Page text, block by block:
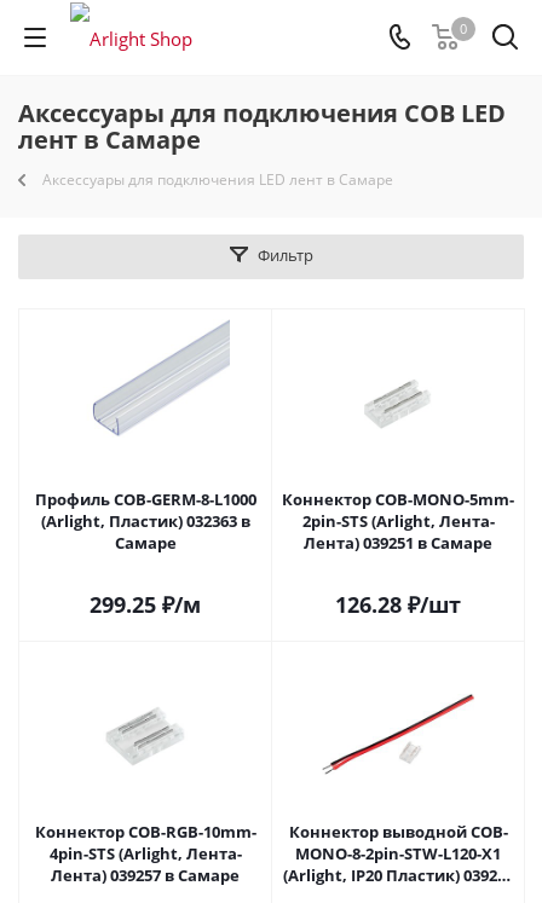
0
Аксессуары для подключения COB LED
лент в Самаре
Аксессуары для подключения LED лент в Самаре
Фильтр
Профиль COB-GERM-8-L1000
(Arlight, Пластик) 032363 в
Самаре
299.25 ₽/м
Коннектор COB-MONO-5mm-
2pin-STS (Arlight, Лента-
Лента) 039251 в Самаре
126.28 ₽/шт
Коннектор COB-RGB-10mm-
4pin-STS (Arlight, Лента-
Лента) 039257 в Самаре
Коннектор выводной COB-
MONO-8-2pin-STW-L120-X1
(Arlight, IP20 Пластик) 039282